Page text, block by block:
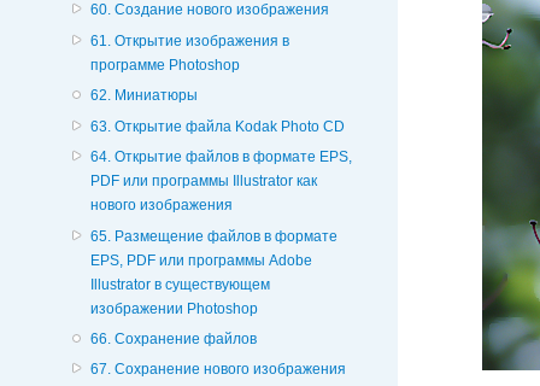
60. Создание нового изображения
61. Открытие изображения в
программе Photoshop
62. Миниатюры
63. Открытие файла Kodak Photo CD
64. Открытие файлов в формате EPS,
PDF или программы Illustrator как
нового изображения
65. Размещение файлов в формате
EPS, PDF или программы Adobe
Illustrator в существующем
изображении Photoshop
66. Сохранение файлов
67. Сохранение нового изображения